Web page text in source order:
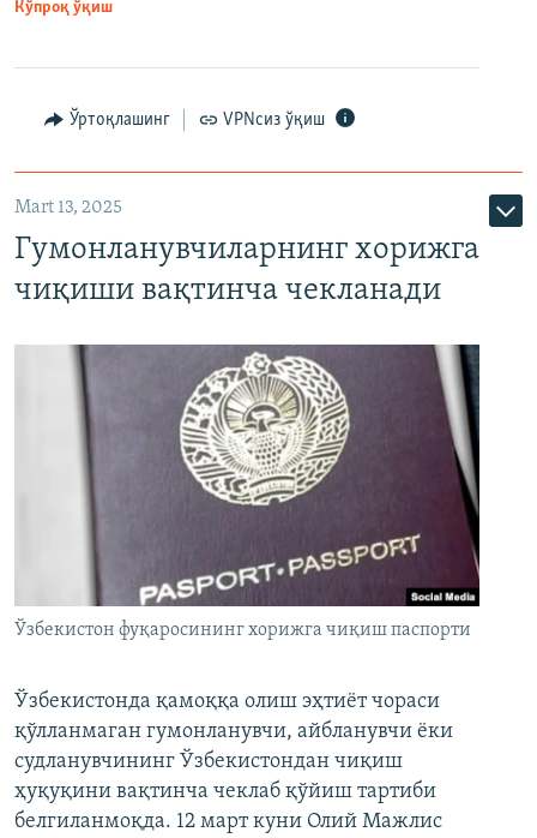
Кўпроқ ўқиш
Ўртоқлашинг VPNсиз ўқиш
Mart 13, 2025
Гумонланувчиларнинг хорижга
чиқиши вақтинча чекланади
Ўзбекистон фуқаросининг хорижга чиқиш паспорти
Ўзбекистонда қамоққа олиш эҳтиёт чораси
қўлланмаган гумонланувчи, айбланувчи ёки
судланувчининг Ўзбекистондан чиқиш
ҳуқуқини вақтинча чеклаб қўйиш тартиби
белгиланмоқда. 12 март куни Олий Мажлис